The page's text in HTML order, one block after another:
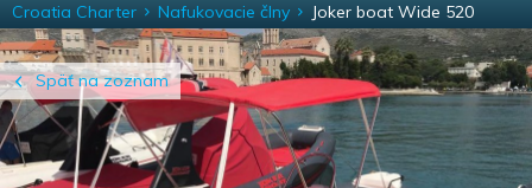
Späť na zoznam
Croatia Charter Nafukovacie člny Joker boat Wide 520